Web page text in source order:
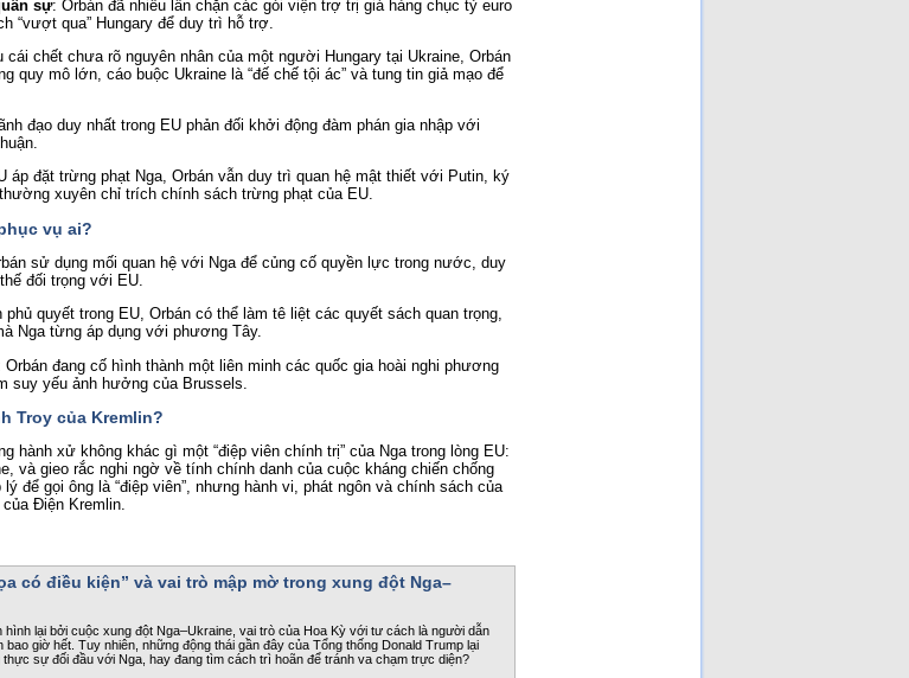
sự: Orbán đã nhiều lần chặn các gói viện trợ trị giá hàng chục tỷ euro
“vượt qua” Hungary để duy trì hỗ trợ.
cái chết chưa rõ nguyên nhân của một người Hungary tại Ukraine, Orbán
quy mô lớn, cáo buộc Ukraine là “đế chế tội ác” và tung tin giả mạo để
đạo duy nhất trong EU phản đối khởi động đàm phán gia nhập với
áp đặt trừng phạt Nga, Orbán vẫn duy trì quan hệ mật thiết với Putin, ký
xuyên chỉ trích chính sách trừng phạt của EU.
vụ ai?
sử dụng mối quan hệ với Nga để củng cố quyền lực trong nước, duy
đối trọng với EU.
phủ quyết trong EU, Orbán có thể làm tê liệt các quyết sách quan trọng,
Nga từng áp dụng với phương Tây.
Orbán đang cố hình thành một liên minh các quốc gia hoài nghi phương
suy yếu ảnh hưởng của Brussels.
Troy của Kremlin?
hành xử không khác gì một “điệp viên chính trị” của Nga trong lòng EU:
và gieo rắc nghi ngờ về tính chính danh của cuộc kháng chiến chống
để gọi ông là “điệp viên”, nhưng hành vi, phát ngôn và chính sách của
Điện Kremlin.
có điều kiện” và vai trò mập mờ trong xung đột Nga–
hình lại bởi cuộc xung đột Nga–Ukraine, vai trò của Hoa Kỳ với tư cách là người dẫn
giờ hết. Tuy nhiên, những động thái gần đây của Tổng thống Donald Trump lại
sự đối đầu với Nga, hay đang tìm cách trì hoãn để tránh va chạm trực diện?